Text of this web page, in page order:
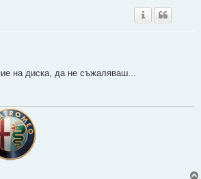
на диска, да не съжаляваш...